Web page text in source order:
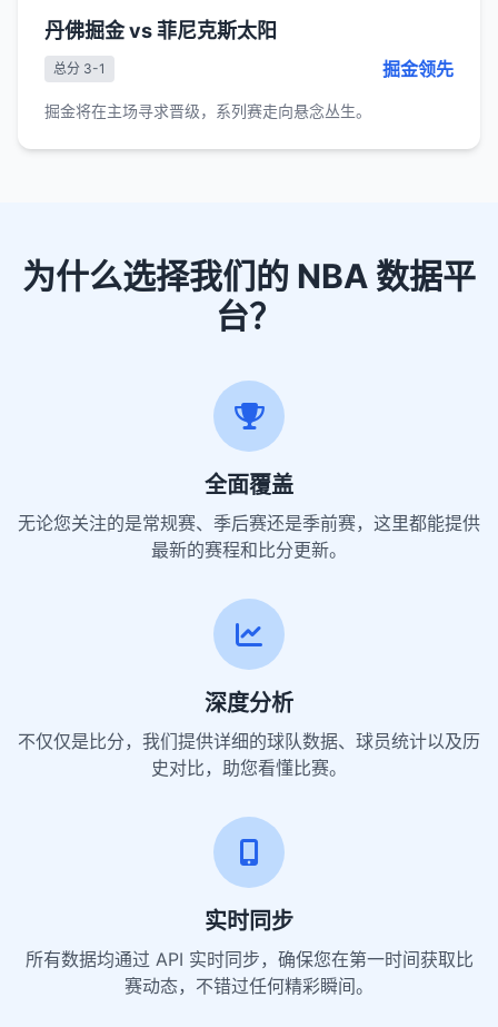
丹佛掘金 vs 菲尼克斯太阳
总分 3-1 掘金领先
掘金将在主场寻求晋级，系列赛走向悬念丛生。
为什么选择我们的 NBA 数据平
台？
全面覆盖
无论您关注的是常规赛、季后赛还是季前赛，这里都能提供
最新的赛程和比分更新。
深度分析
不仅仅是比分，我们提供详细的球队数据、球员统计以及历
史对比，助您看懂比赛。
实时同步
所有数据均通过 API 实时同步，确保您在第一时间获取比
赛动态，不错过任何精彩瞬间。